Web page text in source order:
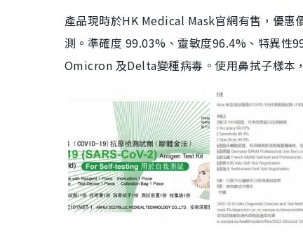
產品現時於HK Medical Mask官網有售，優
測。準確度 99.03%、靈敏度96.4%、特異性
Omicron 及Delta變種病毒。使用鼻拭子樣本